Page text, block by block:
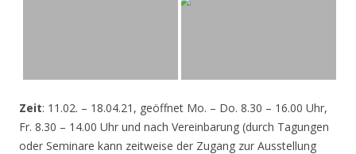
Zeit: 11.02. – 18.04.21, geöffnet Mo. – Do. 8.30 – 16.00 Uhr,
Fr. 8.30 – 14.00 Uhr und nach Vereinbarung (durch Tagungen
oder Seminare kann zeitweise der Zugang zur Ausstellung